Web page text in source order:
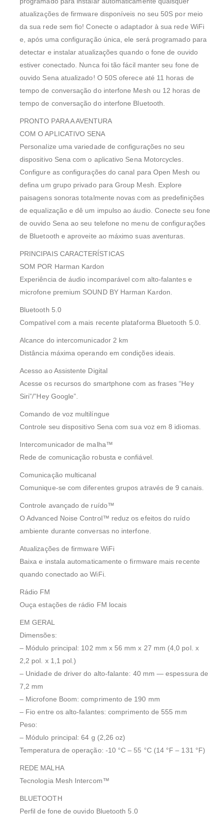
atualizações de firmware disponíveis no seu 50S por meio
da sua rede sem fio! Conecte o adaptador à sua rede WiFi
e, após uma configuração única, ele será programado para
detectar e instalar atualizações quando o fone de ouvido
estiver conectado. Nunca foi tão fácil manter seu fone de
ouvido Sena atualizado! O 50S oferece até 11 horas de
tempo de conversação do interfone Mesh ou 12 horas de
tempo de conversação do interfone Bluetooth.
PRONTO PARA A AVENTURA
COM O APLICATIVO SENA
Personalize uma variedade de configurações no seu
dispositivo Sena com o aplicativo Sena Motorcycles.
Configure as configurações do canal para Open Mesh ou
defina um grupo privado para Group Mesh. Explore
paisagens sonoras totalmente novas com as predefinições
de equalização e dê um impulso ao áudio. Conecte seu fone
de ouvido Sena ao seu telefone no menu de configurações
de Bluetooth e aproveite ao máximo suas aventuras.
PRINCIPAIS CARACTERÍSTICAS
SOM POR Harman Kardon
Experiência de áudio incomparável com alto-falantes e
microfone premium SOUND BY Harman Kardon.
Bluetooth 5.0
Compatível com a mais recente plataforma Bluetooth 5.0.
Alcance do intercomunicador 2 km
Distância máxima operando em condições ideais.
Acesso ao Assistente Digital
Acesse os recursos do smartphone com as frases “Hey
Siri”/”Hey Google”.
Comando de voz multilíngue
Controle seu dispositivo Sena com sua voz em 8 idiomas.
Intercomunicador de malha™
Rede de comunicação robusta e confiável.
Comunicação multicanal
Comunique-se com diferentes grupos através de 9 canais.
Controle avançado de ruído™
O Advanced Noise Control™ reduz os efeitos do ruído
ambiente durante conversas no interfone.
Atualizações de firmware WiFi
Baixa e instala automaticamente o firmware mais recente
quando conectado ao WiFi.
Rádio FM
Ouça estações de rádio FM locais
EM GERAL
Dimensões:
– Módulo principal: 102 mm x 56 mm x 27 mm (4,0 pol. x
2,2 pol. x 1,1 pol.)
– Unidade de driver do alto-falante: 40 mm — espessura de
7,2 mm
– Microfone Boom: comprimento de 190 mm
– Fio entre os alto-falantes: comprimento de 555 mm
Peso:
– Módulo principal: 64 g (2,26 oz)
Temperatura de operação: -10 °C – 55 °C (14 °F – 131 °F)
REDE MALHA
Tecnologia Mesh Intercom™
BLUETOOTH
Perfil de fone de ouvido Bluetooth 5.0